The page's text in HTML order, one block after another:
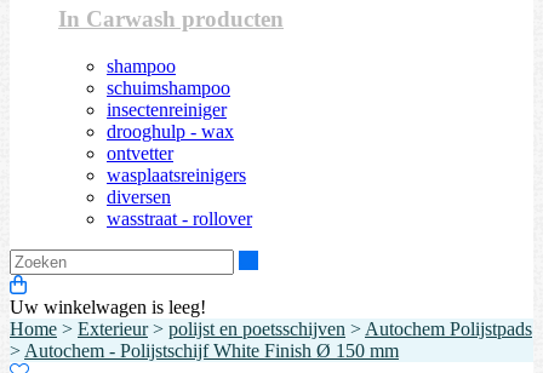
In Carwash producten
shampoo
schuimshampoo
insectenreiniger
drooghulp - wax
ontvetter
wasplaatsreinigers
diversen
wasstraat - rollover
Uw winkelwagen is leeg!
Home > Exterieur> polijst en poetsschijven > Autochem Polijstpads
> Autochem - Polijstschijf White Finish Ø 150 mm